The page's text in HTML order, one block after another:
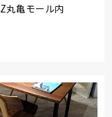
丸亀モール内